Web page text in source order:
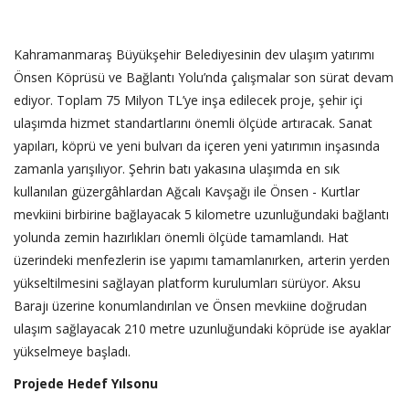
Kahramanmaraş Büyükşehir Belediyesinin dev ulaşım yatırımı
Önsen Köprüsü ve Bağlantı Yolu’nda çalışmalar son sürat devam
ediyor. Toplam 75 Milyon TL’ye inşa edilecek proje, şehir içi
ulaşımda hizmet standartlarını önemli ölçüde artıracak. Sanat
yapıları, köprü ve yeni bulvarı da içeren yeni yatırımın inşasında
zamanla yarışılıyor. Şehrin batı yakasına ulaşımda en sık
kullanılan güzergâhlardan Ağcalı Kavşağı ile Önsen - Kurtlar
mevkiini birbirine bağlayacak 5 kilometre uzunluğundaki bağlantı
yolunda zemin hazırlıkları önemli ölçüde tamamlandı. Hat
üzerindeki menfezlerin ise yapımı tamamlanırken, arterin yerden
yükseltilmesini sağlayan platform kurulumları sürüyor. Aksu
Barajı üzerine konumlandırılan ve Önsen mevkiine doğrudan
ulaşım sağlayacak 210 metre uzunluğundaki köprüde ise ayaklar
yükselmeye başladı.
Projede Hedef Yılsonu